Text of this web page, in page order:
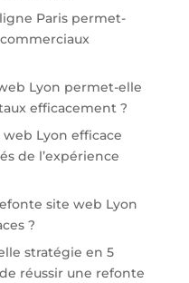
Paris permet-
Lyon permet-elle
efficacement ?
Lyon efficace
de l’expérience
site web Lyon
?
stratégie en 5
réussir une refonte